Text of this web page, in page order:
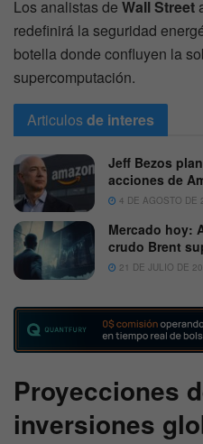
Los analistas de Wall Street
redefinirá la seguridad
botella donde confluyen la
supercomputación.
Articulosde interes
Jeff Bezos
acciones de
4 DE AGOSTO DE
Mercado hoy:
crudo Brent
21 DE JULIO DE
Proyecciones
inversiones